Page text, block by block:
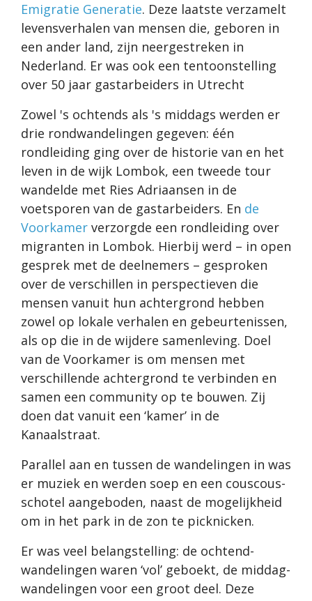
Emigratie Generatie. Deze laatste verzamelt
levensverhalen van mensen die, geboren in
een ander land, zijn neergestreken in
Nederland. Er was ook een tentoonstelling
over 50 jaar gastarbeiders in Utrecht
Zowel 's ochtends als 's middags werden er
drie rondwandelingen gegeven: één
rondleiding ging over de historie van en het
leven in de wijk Lombok, een tweede tour
wandelde met Ries Adriaansen in de
voetsporen van de gastarbeiders. En de
Voorkamer verzorgde een rondleiding over
migranten in Lombok. Hierbij werd – in open
gesprek met de deelnemers – gesproken
over de verschillen in perspectieven die
mensen vanuit hun achtergrond hebben
zowel op lokale verhalen en gebeurtenissen,
als op die in de wijdere samenleving. Doel
van de Voorkamer is om mensen met
verschillende achtergrond te verbinden en
samen een community op te bouwen. Zij
doen dat vanuit een ‘kamer’ in de
Kanaalstraat.
Parallel aan en tussen de wandelingen in was
er muziek en werden soep en een couscous-
schotel aangeboden, naast de mogelijkheid
om in het park in de zon te picknicken.
Er was veel belangstelling: de ochtend-
wandelingen waren ‘vol’ geboekt, de middag-
wandelingen voor een groot deel. Deze